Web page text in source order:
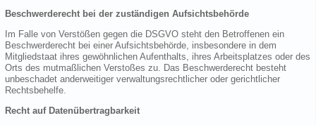
Beschwerderecht bei der zuständigen Aufsichtsbehörde
Im Falle von Verstößen gegen die DSGVO steht den Betroffenen ein
Beschwerderecht bei einer Aufsichtsbehörde, insbesondere in dem
Mitgliedstaat ihres gewöhnlichen Aufenthalts, ihres Arbeitsplatzes oder des
Orts des mutmaßlichen Verstoßes zu. Das Beschwerderecht besteht
unbeschadet anderweitiger verwaltungsrechtlicher oder gerichtlicher
Rechtsbehelfe.
Recht auf Datenübertragbarkeit